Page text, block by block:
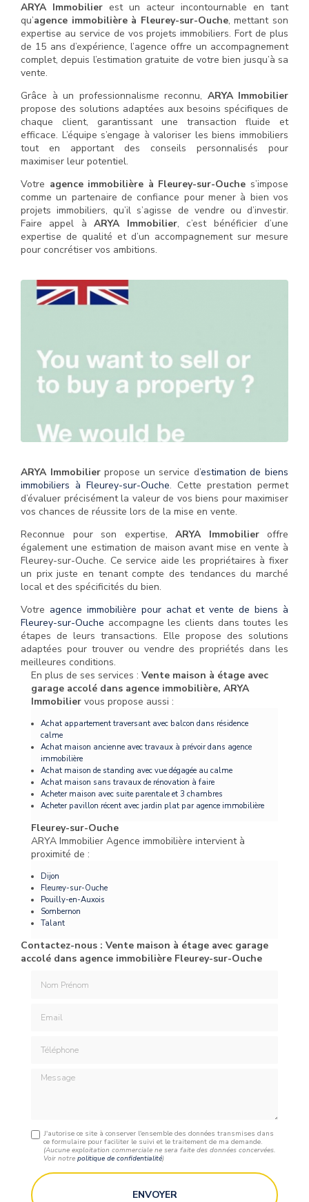
ARYA Immobilier est un acteur incontournable en tant
qu’agence immobilière à Fleurey-sur-Ouche, mettant son
expertise au service de vos projets immobiliers. Fort de plus
de 15 ans d’expérience, l’agence offre un accompagnement
complet, depuis l’estimation gratuite de votre bien jusqu’à sa
vente.
Grâce à un professionnalisme reconnu, ARYA Immobilier
propose des solutions adaptées aux besoins spécifiques de
chaque client, garantissant une transaction fluide et
efficace. L’équipe s’engage à valoriser les biens immobiliers
tout en apportant des conseils personnalisés pour
maximiser leur potentiel.
Votre agence immobilière à Fleurey-sur-Ouche s’impose
comme un partenaire de confiance pour mener à bien vos
projets immobiliers, qu’il s’agisse de vendre ou d’investir.
Faire appel àARYA Immobilier, c’est bénéficier d’une
expertise de qualité et d’un accompagnement sur mesure
pour concrétiser vos ambitions.
ARYA Immobilierpropose un service d’estimation de biens
immobiliers à Fleurey-sur-Ouche. Cette prestation permet
d’évaluer précisément la valeur de vos biens pour maximiser
vos chances de réussite lors de la mise en vente.
Reconnue pour son expertise, ARYA Immobilieroffre
également une estimation de maison avant mise en vente à
Fleurey-sur-Ouche. Ce service aide les propriétaires à fixer
un prix juste en tenant compte des tendances du marché
local et des spécificités du bien.
Votre agence immobilière pour achat et vente de biens à
Fleurey-sur-Ouche accompagne les clients dans toutes les
étapes de leurs transactions. Elle propose des solutions
adaptées pour trouver ou vendre des propriétés dans les
meilleures conditions.
En plus de ses services : Vente maison à étage avec
garage accolé dans agence immobilière, ARYA
Immobilier vous propose aussi :
Achat appartement traversant avec balcon dans résidence
calme
Achat maison ancienne avec travaux à prévoir dans agence
immobilière
Achat maison de standing avec vue dégagée au calme
Achat maison sans travaux de rénovation à faire
Acheter maison avec suite parentale et 3 chambres
Acheter pavillon récent avec jardin plat par agence immobilière
Fleurey-sur-Ouche
ARYA Immobilier Agence immobilière intervient à
proximité de :
Dijon
Fleurey-sur-Ouche
Pouilly-en-Auxois
Sombernon
Talant
Contactez-nous : Vente maison à étage avec garage
accolé dans agence immobilière Fleurey-sur-Ouche
Message
J'autorise ce site à conserver l'ensemble des données transmises dans
ce formulaire pour faciliter le suivi et le traitement de ma demande.
(Aucune exploitation commerciale ne sera faite des données concervées.
Voir notrepolitique de confidentialité)